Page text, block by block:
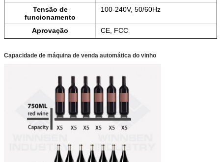
Tensão de
funcionamento
100-240V, 50/60Hz
Aprovação CE, FCC
Capacidade de máquina de venda automática do vinho